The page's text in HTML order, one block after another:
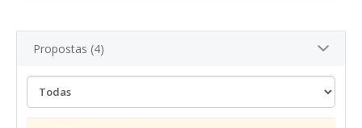
Propostas (4)